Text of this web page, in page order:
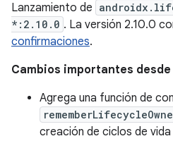
Lanzamiento de
*:2.10.0 . La versión 2.10.0
confirmaciones.
Cambios importantes
Agrega una función de
creación de ciclos de